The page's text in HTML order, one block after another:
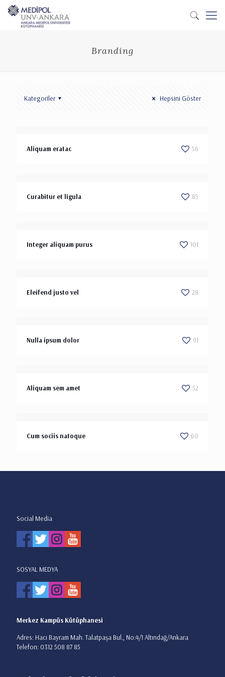
Branding
Kategoriler Hepsini Göster
Aliquam eratac 56
Curabitur et ligula 85
Integer aliquam purus 101
Eleifend justo vel 28
Nulla ipsum dolor 91
Aliquam sem amet 52
Cum sociis natoque 60
Social Media
SOSYAL MEDYA
Merkez Kampüs Kütüphanesi
Adres: Hacı Bayram Mah. Talatpaşa Bul., No:4/1 Altındağ/Ankara
Telefon: 0312 508 87 85